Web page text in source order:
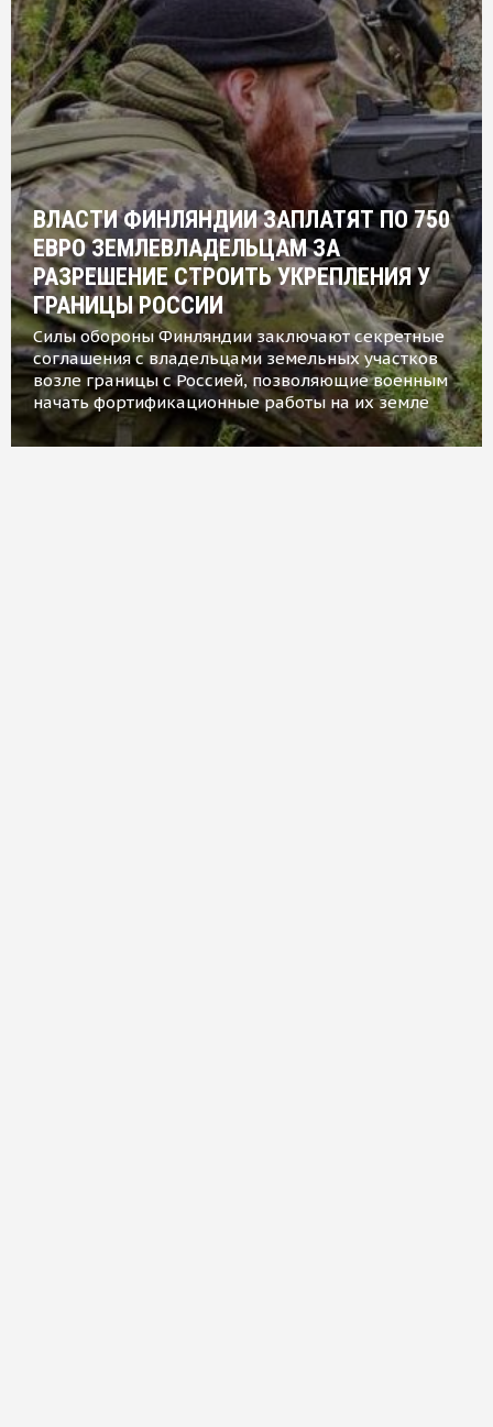
ВЛАСТИ ФИНЛЯНДИИ ЗАПЛАТЯТ ПО 750
ЕВРО ЗЕМЛЕВЛАДЕЛЬЦАМ ЗА
РАЗРЕШЕНИЕ СТРОИТЬ УКРЕПЛЕНИЯ У
ГРАНИЦЫ РОССИИ
Силы обороны Финляндии заключают секретные
соглашения с владельцами земельных участков
возле границы с Россией, позволяющие военным
начать фортификационные работы на их земле